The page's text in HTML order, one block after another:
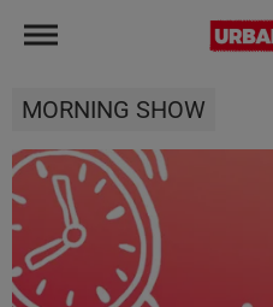
MORNING SHOW